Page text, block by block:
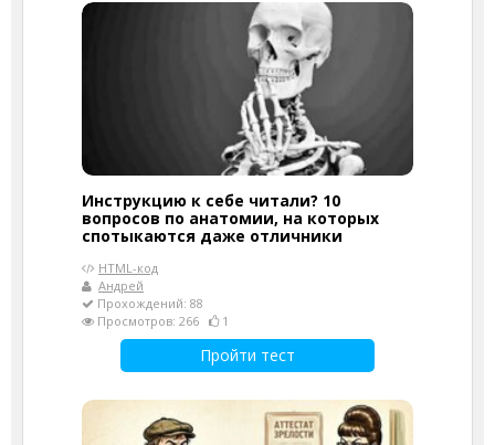
Инструкцию к себе читали? 10
вопросов по анатомии, на которых
спотыкаются даже отличники
HTML-код
Андрей
Прохождений: 88
Просмотров: 266
1
Пройти тест